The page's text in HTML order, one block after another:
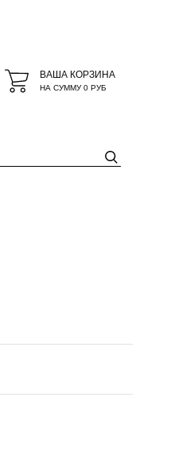
ВАША КОРЗИНА
НА СУММУ0 РУБ